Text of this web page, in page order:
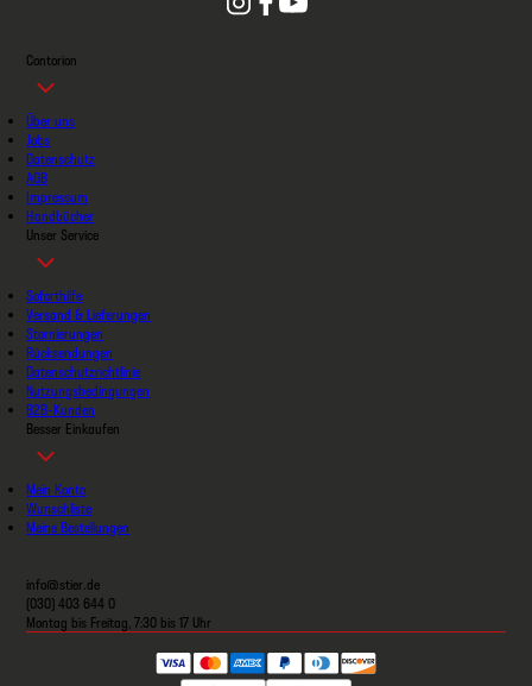
Contorion
Über uns
Jobs
Datenschutz
AGB
Impressum
Handbücher
Unser Service
Soforthilfe
Versand & Lieferungen
Stornierungen
Rücksendungen
Datenschutzrichtlinie
Nutzungsbedingungen
B2B-Kunden
Besser Einkaufen
Mein Konto
Wunschliste
Meine Bestellungen
info@stier.de
(030) 403 644 0
Montag bis Freitag, 7:30 bis 17 Uhr